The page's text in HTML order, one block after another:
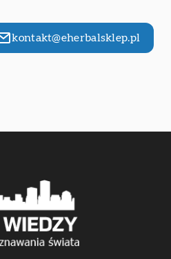
kontakt@eherbalsklep.pl